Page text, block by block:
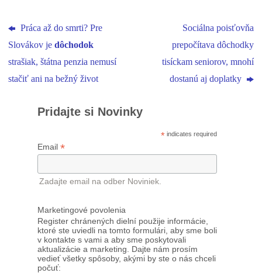
Práca až do smrti? Pre
Slovákov jedôchodok
strašiak, štátna penzia nemusí
stačiť ani na bežný život
Sociálna poisťovňa
prepočítava dôchodky
tisíckam seniorov, mnohí
dostanú aj doplatky
Pridajte si Novinky
* indicates required
Email *
Zadajte email na odber Noviniek.
Marketingové povolenia
Register chránených dielní použije informácie,
ktoré ste uviedli na tomto formulári, aby sme boli
v kontakte s vami a aby sme poskytovali
aktualizácie a marketing. Dajte nám prosím
vedieť všetky spôsoby, akými by ste o nás chceli
počuť: